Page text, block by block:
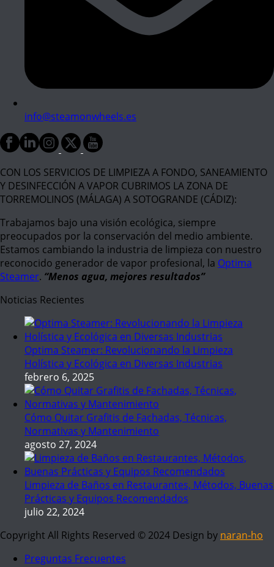
info@steamonwheels.es
CON LOS SERVICIOS DE LIMPIEZA A FONDO, SANEAMIENTO
Y DESINFECCIÓN A VAPOR CUBRIMOS LA ZONA DE
TORREMOLINOS (MÁLAGA) A SOTOGRANDE (CÁDIZ):
Trabajamos bajo una visión ecológica, siempre
preocupados por la conservación del medio ambiente.
Estamos cambiando la industria de limpieza con nuestro
reconocido generador de vapor profesional, la Optima
Steamer. “Menos agua, mejores resultados”
Noticias Recientes
Optima Steamer: Revolucionando la Limpieza
Holística y Ecológica en Diversas Industrias
febrero 6, 2025
Cómo Quitar Grafitis de Fachadas, Técnicas,
Normativas y Mantenimiento
agosto 27, 2024
Limpieza de Baños en Restaurantes, Métodos, Buenas
Prácticas y Equipos Recomendados
julio 22, 2024
Copyright All Rights Reserved © 2024 Design by naran-ho
Preguntas Frecuentes